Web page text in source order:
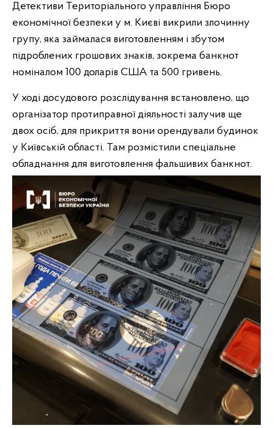
Детективи Територіального управління Бюро
економічної безпеки у м. Києві викрили злочинну
групу, яка займалася виготовленням і збутом
підроблених грошових знаків, зокрема банкнот
номіналом 100 доларів США та 500 гривень.
У ході досудового розслідування встановлено, що
організатор протиправної діяльності залучив ще
двох осіб, для прикриття вони орендували будинок
у Київській області. Там розмістили спеціальне
обладнання для виготовлення фальшивих банкнот.